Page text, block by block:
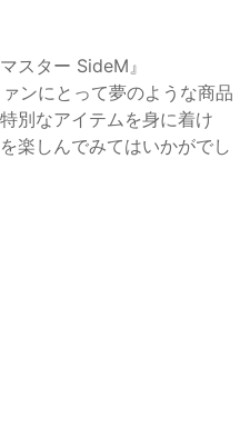
スター SideM』
ンにとって夢のような商品
別なアイテムを身に着け
楽しんでみてはいかがでし